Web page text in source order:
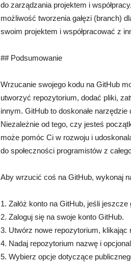
do zarządzania projektem i
możliwość tworzenia gałęzi (branch)
swoim projektem i współpracować z
## Podsumowanie
Wrzucanie swojego kodu na GitHub
utworzyć repozytorium, dodać pliki,
innym. GitHub to doskonałe
Niezależnie od tego, czy jesteś
może pomóc Ci w rozwoju i
do społeczności programistów z
Aby wrzucić coś na GitHub, wykonaj
1. Załóż konto na GitHub, jeśli jeszcze
2. Zaloguj się na swoje konto GitHub.
3. Utwórz nowe repozytorium, klikając
4. Nadaj repozytorium nazwę i
5. Wybierz opcje dotyczące